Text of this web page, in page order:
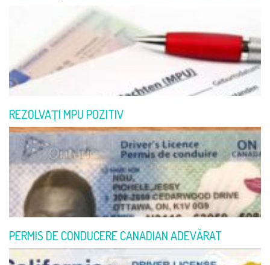
REZOLVAȚI MPU POZITIV
PERMIS DE CONDUCERE CANADIAN ADEVĂRAT